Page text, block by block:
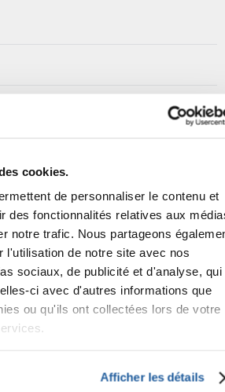
cookies.
de personnaliser le contenu et
des fonctionnalités relatives aux
notre trafic. Nous partageons
l'utilisation de notre site avec nos
sociaux, de publicité et d'analyse, qui
ci avec d'autres informations que
ou qu'ils ont collectées lors de votre
Afficher les détails
Dorfstraße 94 15827 Blankenfelde-
- P.IVA DE317667035
incluent la TVA / plus l'expédition